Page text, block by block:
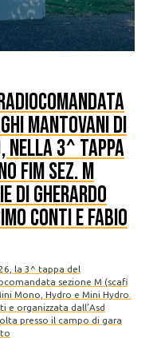
mantovani di
nella 3^ tappa
FIM sez. M
Gherardo
Conti e Fabio
la 3^ tappa del
sezione M (scafi
Mono, Hydro e Mini Hydro.
organizzata dall’Asd
presso il campo di gara